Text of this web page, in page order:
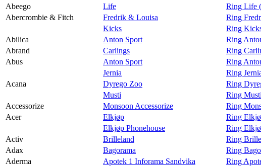
Praktisk informasjon
Ledige stillinger
Min Shopping-app
Abeego
Life Ring Life
Abercrombie & Fitch
Fredrik & Louisa Ring
Kicks
Ring
Abilica
Anton Sport Ring
Abrand
Carlings Ring
Abus
Anton Sport Ring
Jernia
Ring
Acana
Dyrego Zoo Ring
Musti
Ring
Accessorize
Monsoon Accessorize Ring
Acer
Elkjøp Ring
Elkjøp Phonehouse
Ring
Activ
Brilleland Ring
Adax
Bagorama Ring
Aderma
Apotek 1 Inforama Sandvika Ring